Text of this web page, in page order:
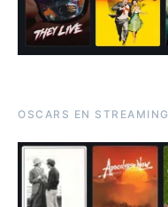
OSCARS EN STREAMING